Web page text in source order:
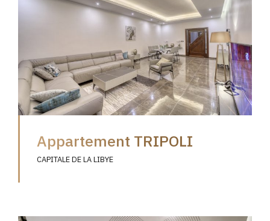
Appartement TRIPOLI
CAPITALE DE LA LIBYE